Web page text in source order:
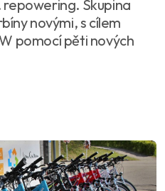
Skupina
novými, s cílem
pomocí pěti nových